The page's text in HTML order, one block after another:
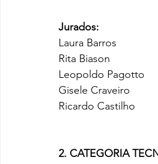
Jurados:
Laura Barros
Rita Biason
Leopoldo Pagotto
Gisele Craveiro
Ricardo Castilho
2. CATEGORIA